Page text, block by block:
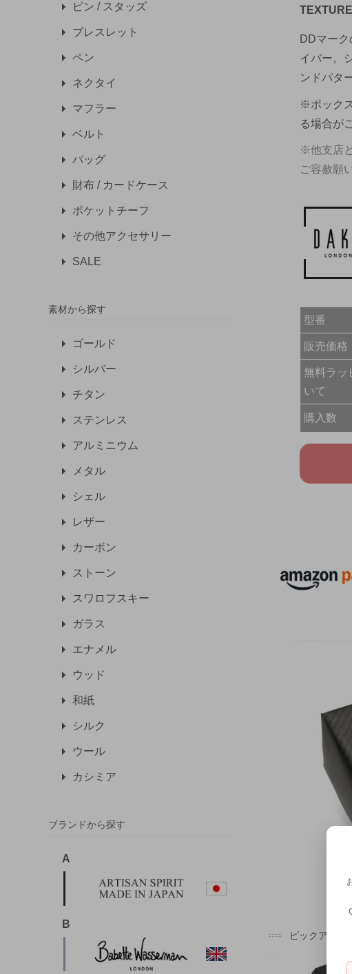
DDマー
イバー。
ンドパタ
※ボック
る場合が
※他支店
ご容赦願
型番
販売価格
無料ラッ
いて
購入数
ピックアップ
ピン / スタッズ
ブレスレット
ペン
ネクタイ
マフラー
ベルト
バッグ
財布 / カードケース
ポケットチーフ
その他アクセサリー
SALE
素材から探す
ゴールド
シルバー
チタン
ステンレス
アルミニウム
メタル
シェル
レザー
カーボン
ストーン
スワロフスキー
ガラス
エナメル
ウッド
和紙
シルク
ウール
カシミア
ブランドから探す
A
B